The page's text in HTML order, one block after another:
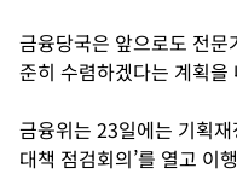
금융당국은 앞으로도 전
준히 수렴하겠다는 계획을
금융위는 23일에는 기획
대책 점검회의’를 열고 이